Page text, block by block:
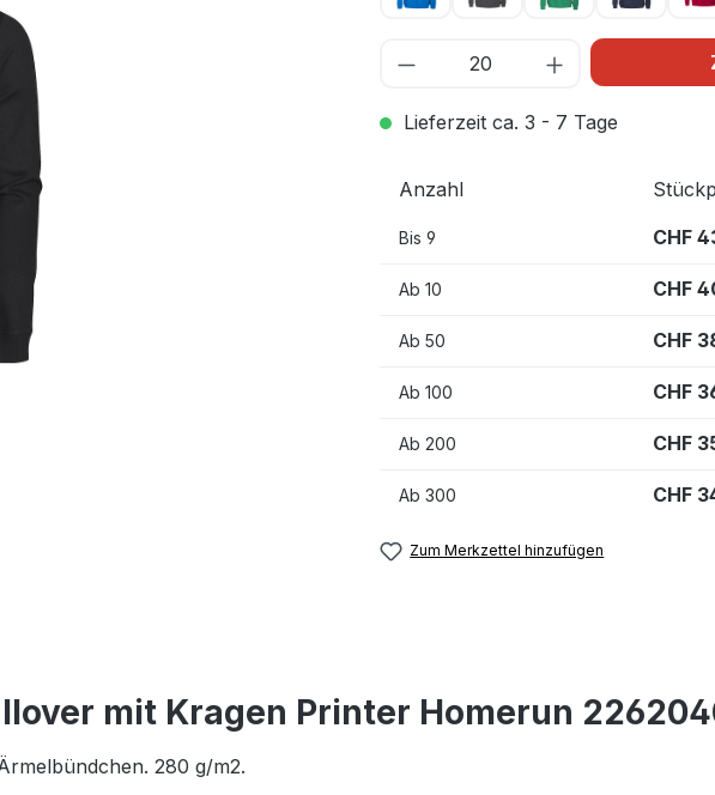
Lieferzeit ca. 3 - 7 Tage
Anzahl
Bis 9 CHF
Ab 10 CHF
Ab 50 CHF
Ab 100 CHF
Ab 200 CHF
Ab 300 CHF
Zum Merkzettel hinzufügen
mit Kragen Printer Homerun
280 g/m2.